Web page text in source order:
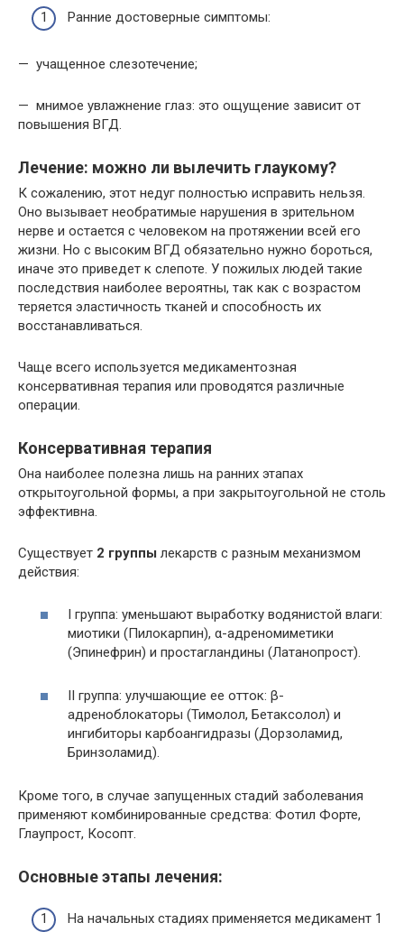
Ранние достоверные симптомы:
— учащенное слезотечение;
— мнимое увлажнение глаз: это ощущение зависит от
повышения ВГД.
Лечение: можно ли вылечить глаукому?
К сожалению, этот недуг полностью исправить нельзя.
Оно вызывает необратимые нарушения в зрительном
нерве и остается с человеком на протяжении всей его
жизни. Но с высоким ВГД обязательно нужно бороться,
иначе это приведет к слепоте. У пожилых людей такие
последствия наиболее вероятны, так как с возрастом
теряется эластичность тканей и способность их
восстанавливаться.
Чаще всего используется медикаментозная
консервативная терапия или проводятся различные
операции.
Консервативная терапия
Она наиболее полезна лишь на ранних этапах
открытоугольной формы, а при закрытоугольной не столь
эффективна.
Существует 2 группы лекарств с разным механизмом
действия:
I группа: уменьшают выработку водянистой влаги:
миотики (Пилокарпин), α-адреномиметики
(Эпинефрин) и простагландины (Латанопрост).
II группа: улучшающие ее отток: β-
адреноблокаторы (Тимолол, Бетаксолол) и
ингибиторы карбоангидразы (Дорзоламид,
Бринзоламид).
Кроме того, в случае запущенных стадий заболевания
применяют комбинированные средства: Фотил Форте,
Глаупрост, Косопт.
Основные этапы лечения:
На начальных стадиях применяется медикамент 1